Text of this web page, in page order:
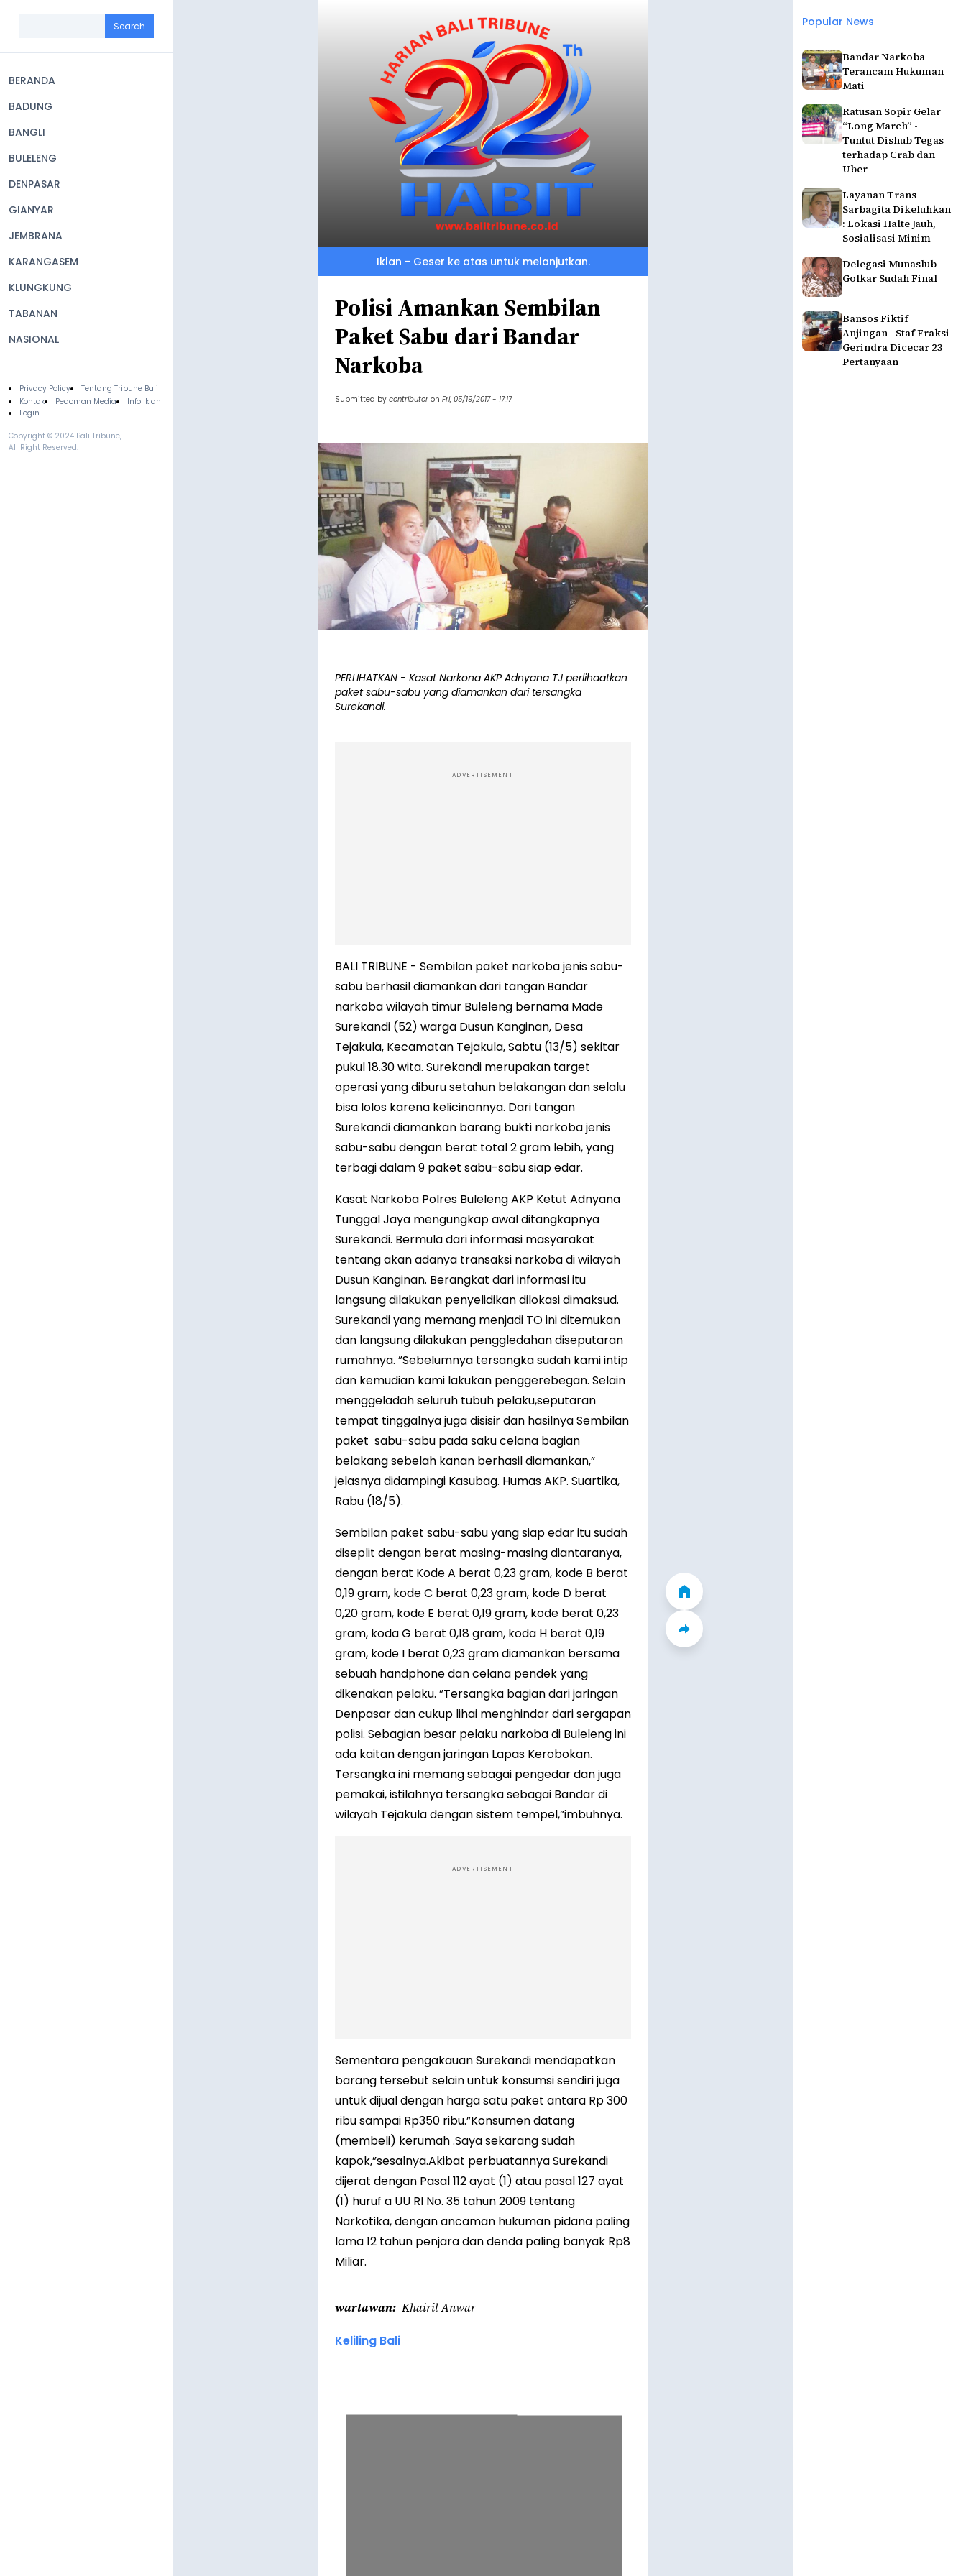
navigation
BERANDA
BADUNG
BANGLI
BULELENG
DENPASAR
GIANYAR
JEMBRANA
KARANGASEM
KLUNGKUNG
TABANAN
NASIONAL
Footer
Privacy Policy
Tentang Tribune Bali
Kontak
Pedoman Media
Info Iklan
Login
Copyright © 2024 Bali Tribune,
All Right Reserved.
Popular News
Bandar Narkoba
Terancam Hukuman
Mati
Ratusan Sopir Gelar
“Long March” -
Tuntut Dishub Tegas
terhadap Crab dan
Uber
Layanan Trans
Sarbagita Dikeluhkan
: Lokasi Halte Jauh,
Sosialisasi Minim
Delegasi Munaslub
Golkar Sudah Final
Bansos Fiktif
Anjingan - Staf Fraksi
Gerindra Dicecar 23
Pertanyaan
Iklan - Geser ke atas untuk melanjutkan.
Polisi Amankan Sembilan
Paket Sabu dari Bandar
Narkoba
Submitted by contributor on Fri, 05/19/2017 - 17:17
PERLIHATKAN - Kasat Narkona AKP Adnyana TJ perlihaatkan
paket sabu-sabu yang diamankan dari tersangka
Surekandi.
ADVERTISEMENT
BALI TRIBUNE - Sembilan paket narkoba jenis sabu-
sabu berhasil diamankan dari tanganBandar
narkoba wilayah timur Buleleng bernama Made
Surekandi (52) warga Dusun Kanginan, Desa
Tejakula, Kecamatan Tejakula, Sabtu (13/5) sekitar
pukul 18.30 wita. Surekandi merupakan target
operasi yang diburu setahun belakangan dan selalu
bisa lolos karena kelicinannya. Dari tangan
Surekandi diamankan barang bukti narkoba jenis
sabu-sabu dengan berat total 2 gram lebih, yang
terbagi dalam 9 paket sabu-sabu siap edar.
Kasat Narkoba Polres Buleleng AKP Ketut Adnyana
Tunggal Jaya mengungkap awal ditangkapnya
Surekandi. Bermula dari informasi masyarakat
tentang akan adanya transaksi narkoba di wilayah
Dusun Kanginan. Berangkat dari informasi itu
langsung dilakukan penyelidikan dilokasi dimaksud.
Surekandi yang memang menjadi TO ini ditemukan
dan langsung dilakukan penggledahan diseputaran
rumahnya. ”Sebelumnya tersangka sudah kami intip
dan kemudian kami lakukan penggerebegan. Selain
menggeladah seluruh tubuh pelaku,seputaran
tempat tinggalnya juga disisir dan hasilnya Sembilan
paket sabu-sabu pada saku celana bagian
belakang sebelah kanan berhasil diamankan,”
jelasnya didampingi Kasubag. Humas AKP. Suartika,
Rabu (18/5).
Sembilan paket sabu-sabu yang siap edar itu sudah
diseplit dengan berat masing-masing diantaranya,
dengan berat Kode A berat 0,23 gram, kode B berat
0,19 gram, kode C berat 0,23 gram, kode D berat
0,20 gram, kode E berat 0,19 gram, kode berat 0,23
gram, koda G berat 0,18 gram, koda H berat 0,19
gram, kode I berat 0,23 gram diamankan bersama
sebuah handphone dan celana pendek yang
dikenakan pelaku. ”Tersangka bagian dari jaringan
Denpasar dan cukup lihai menghindar dari sergapan
polisi. Sebagian besar pelaku narkoba di Buleleng ini
ada kaitan dengan jaringan Lapas Kerobokan.
Tersangka ini memang sebagai pengedar dan juga
pemakai, istilahnya tersangka sebagai Bandar di
wilayah Tejakula dengan sistem tempel,”imbuhnya.
ADVERTISEMENT
Sementara pengakauan Surekandi mendapatkan
barang tersebut selain untuk konsumsi sendiri juga
untuk dijual dengan harga satu paket antara Rp 300
ribu sampai Rp350 ribu.”Konsumen datang
(membeli) kerumah .Saya sekarang sudah
kapok,”sesalnya.Akibat perbuatannya Surekandi
dijerat dengan Pasal 112 ayat (1) atau pasal 127 ayat
(1) huruf a UU RI No. 35 tahun 2009 tentang
Narkotika, dengan ancaman hukuman pidana paling
lama 12 tahun penjara dan denda paling banyak Rp8
Miliar.
wartawan Khairil Anwar
Keliling Bali